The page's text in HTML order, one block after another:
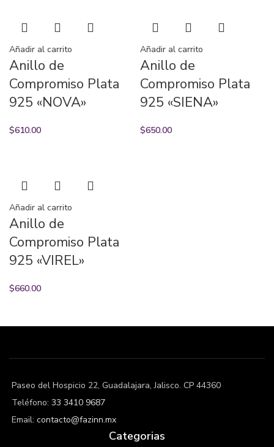
Añadir al carrito
Anillo de
Compromiso Plata
925 «NOVA»
$610.00
Añadir al carrito
Anillo de
Compromiso Plata
925 «SIENA»
$650.00
Añadir al carrito
Anillo de
Compromiso Plata
925 «VIREL»
$660.00
Paseo del Hospicio 22, Guadalajara, Jalisco. CP 44360
Teléfono: 33 3410 9687
Email: contacto@fazinn.mx
Categorias